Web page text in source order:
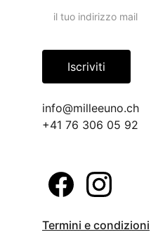
Iscriviti
info@milleeuno.ch
+41 76 306 05 92
Termini e condizioni